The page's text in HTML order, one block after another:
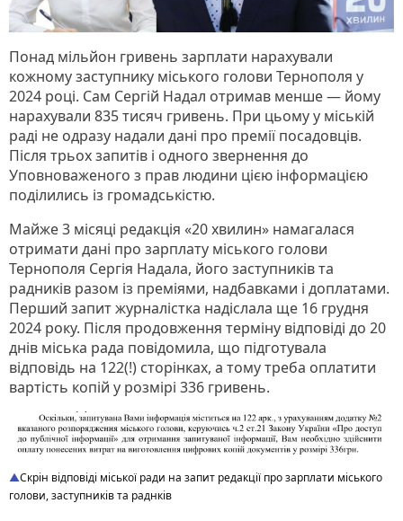
Понад мільйон гривень зарплати нарахували
кожному заступнику міського голови Тернополя у
2024 році. Сам Сергій Надал отримав менше — йому
нарахували 835 тисяч гривень. При цьому у міській
раді не одразу надали дані про премії посадовців.
Після трьох запитів і одного звернення до
Уповноваженого з прав людини цією інформацією
поділились із громадськістю.
Майже 3 місяці редакція «20 хвилин» намагалася
отримати дані про зарплату міського голови
Тернополя Сергія Надала, його заступників та
радників разом із преміями, надбавками і доплатами.
Перший запит журналістка надіслала ще 16 грудня
2024 року. Після продовження терміну відповіді до 20
днів міська рада повідомила, що підготувала
відповідь на 122(!) сторінках, а тому треба оплатити
вартість копій у розмірі 336 гривень.
Скрін відповіді міської ради на запит редакції про зарплати міського
голови, заступників та раднків